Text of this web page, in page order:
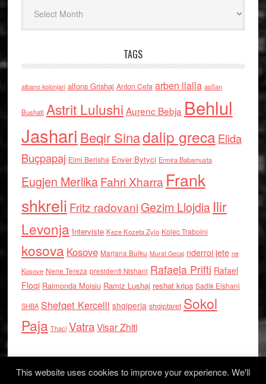
TAGS
albano kolonjari alfons Grishaj Anton Cefa arben llalla asllan
Bushati Astrit Lulushi Aurenc Bebja Behlul
Jashari Beqir Sinadalip grecaElida
Buçpapaj Elmi Berisha Enver Bytyci Ermira Babamusta
Eugjen MerlikaFahri Xharra Frank
shkreli Fritz radovaniGezim Llojdia Ilir
Levonja Interviste Keze Kozeta Zylo Kolec Traboini
kosova Kosove Marjana Bulku Murat Gecaj nderroi jete ne
Kosove Nene Tereza presidenti Nishani Rafaela Prifti Rafael
Floqi Raimonda Moisiu Ramiz Lushaj reshat kripa Sadik Elshani
SHBA Shefqet Kercelli shqiperia shqiptaret Sokol
Paja Thaci VatraVisar Zhiti
This website uses cookies to improve your experience. We'll